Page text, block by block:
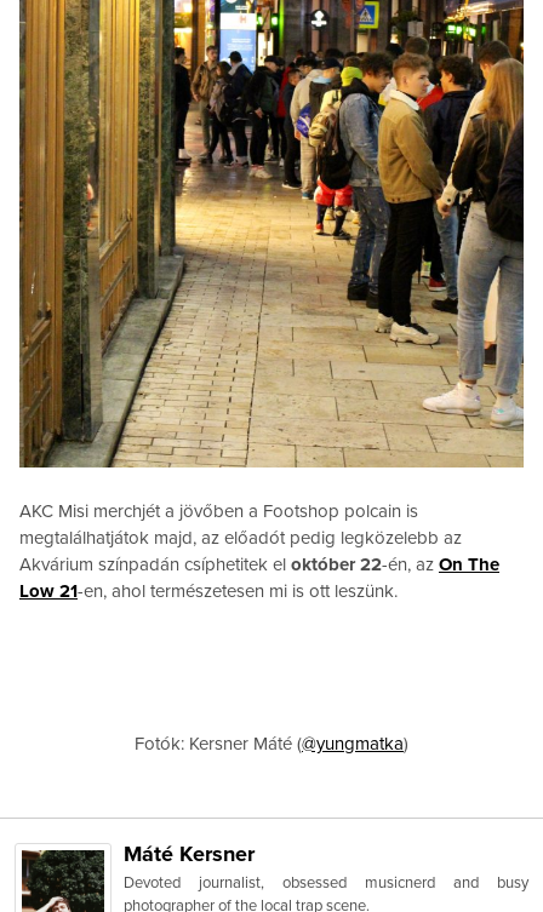
AKC Misi merchjét a jövőben a Footshop polcain is
megtalálhatjátok majd, az előadót pedig legközelebb az
Akvárium színpadán csíphetitek el október 22-én, az On The
Low 21-en, ahol természetesen mi is ott leszünk.
Fotók: Kersner Máté (@yungmatka)
Máté Kersner
Devoted journalist, obsessed musicnerd and busy
photographer of the local trap scene.